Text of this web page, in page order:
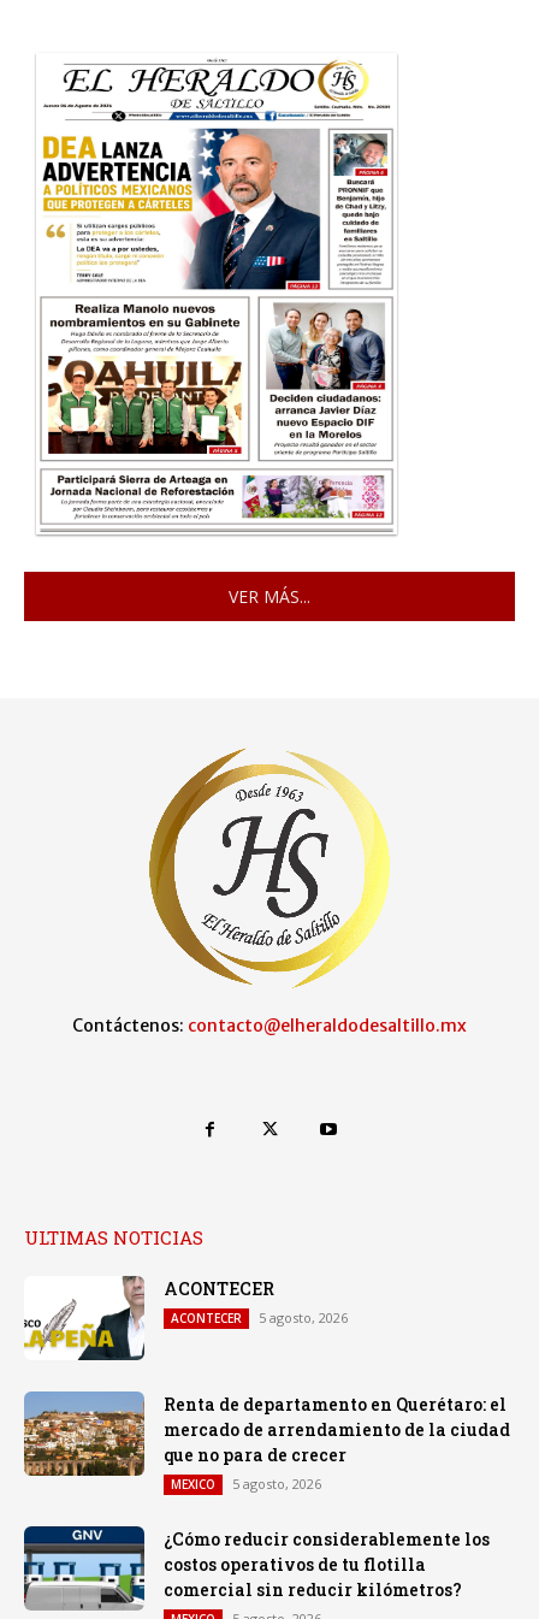
VER MÁS...
Contáctenos: contacto@elheraldodesaltillo.mx
ULTIMAS NOTICIAS
ACONTECER
ACONTECER 5 agosto, 2026
Renta de departamento en Querétaro: el
mercado de arrendamiento de la ciudad
que no para de crecer
MEXICO 5 agosto, 2026
¿Cómo reducir considerablemente los
costos operativos de tu flotilla
comercial sin reducir kilómetros?